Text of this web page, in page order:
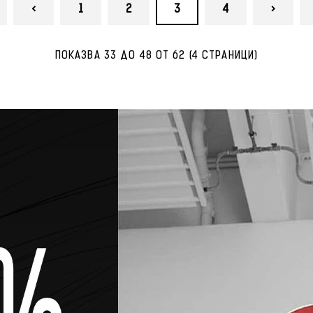
< 1 2 3 4 >
ПОКАЗВА 33 ДО 48 ОТ 62 (4 СТРАНИЦИ)